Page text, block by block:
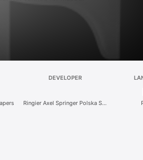
DEVELOPER
Ringier Axel Springer Polska Sp.